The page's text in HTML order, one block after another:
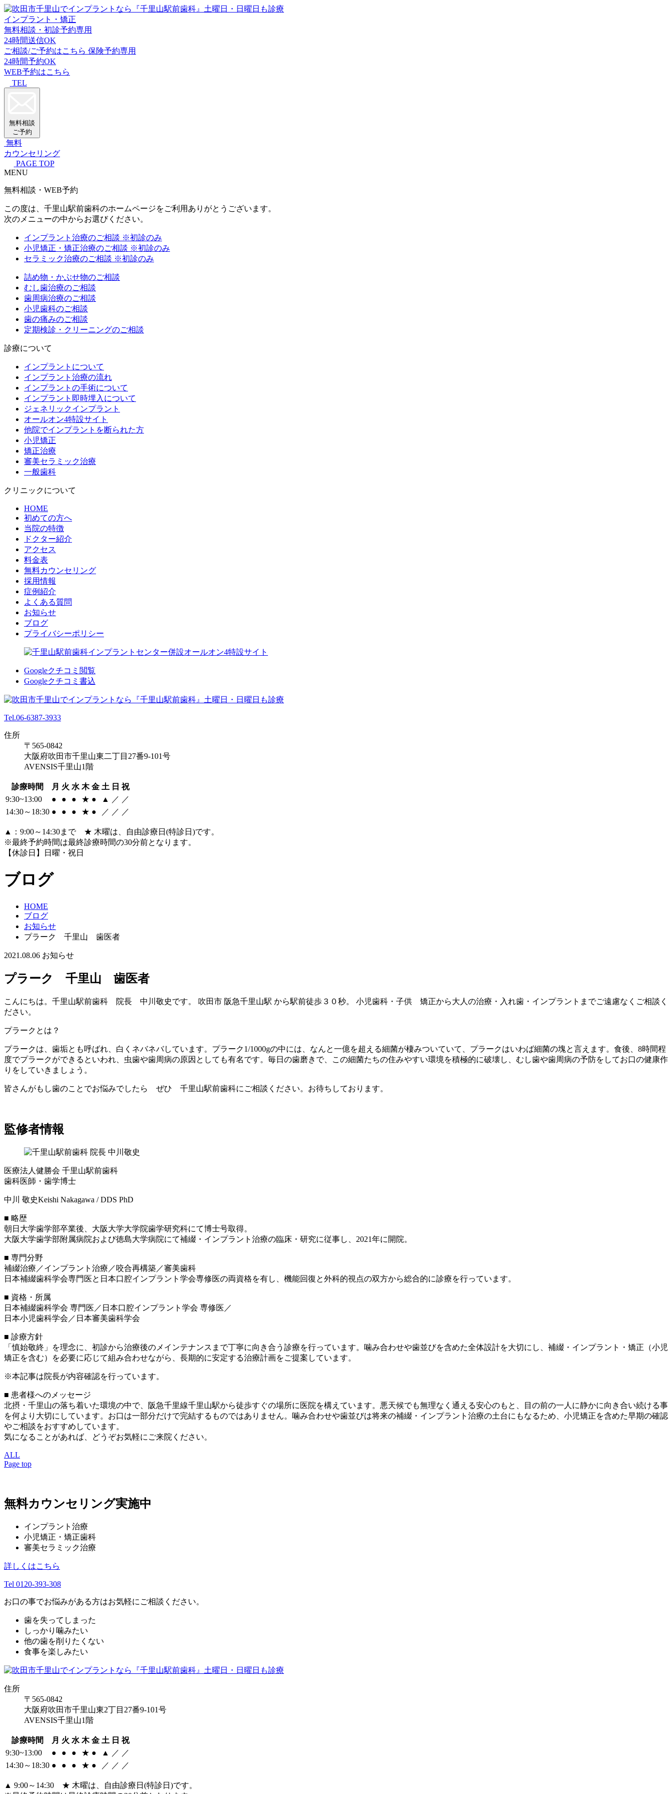
インプラント・矯正
無料相談・初診予約専用
24時間送信OK
ご相談/ご予約はこちら 保険予約専用
24時間予約OK
WEB予約はこちら
TEL
無料相談
ご予約
無料
カウンセリング
PAGE TOP
MENU
無料相談・WEB予約
この度は、千里山駅前歯科のホームページをご利用ありがとうございます。
次のメニューの中からお選びください。
インプラント治療のご相談 ※初診のみ
小児矯正・矯正治療のご相談 ※初診のみ
セラミック治療のご相談 ※初診のみ
詰め物・かぶせ物のご相談
むし歯治療のご相談
歯周病治療のご相談
小児歯科のご相談
歯の痛みのご相談
定期検診・クリーニングのご相談
診療について
インプラントについて
インプラント治療の流れ
インプラントの手術について
インプラント即時埋入について
ジェネリックインプラント
オールオン4特設サイト
他院でインプラントを断られた方
小児矯正
矯正治療
審美セラミック治療
一般歯科
クリニックについて
HOME
初めての方へ
当院の特徴
ドクター紹介
アクセス
料金表
無料カウンセリング
採用情報
症例紹介
よくある質問
お知らせ
ブログ
プライバシーポリシー
Googleクチコミ閲覧
Googleクチコミ書込
Tel.06-6387-3933
住所
〒565-0842
大阪府吹田市千里山東二丁目27番9-101号
AVENSIS千里山1階
診療時間 月 火 水 木 金 土 日 祝
9:30~13:00
● ● ● ★ ● ▲ ／ ／
14:30～18:30 ● ● ● ★ ● ／ ／ ／
▲：9:00～14:30まで ★ 木曜は、自由診療日(特診日)です。
※最終予約時間は最終診療時間の30分前となります。
【休診日】日曜・祝日
ブログ
HOME
ブログ
お知らせ
プラーク 千里山 歯医者
2021.08.06 お知らせ
プラーク 千里山 歯医者
こんにちは。千里山駅前歯科 院長 中川敬史です。 吹田市 阪急千里山駅 から駅前徒歩３０秒。 小児歯科・子供 矯正から大人の治療・入れ歯・インプラントまでご遠慮なくご相談く
ださい。
プラークとは？
プラークは、歯垢とも呼ばれ、白くネバネバしています。プラーク1/1000gの中には、なんと一億を超える細菌が棲みついていて、プラークはいわば細菌の塊と言えます。食後、8時間程
度でプラークができるといわれ、虫歯や歯周病の原因としても有名です。毎日の歯磨きで、この細菌たちの住みやすい環境を積極的に破壊し、むし歯や歯周病の予防をしてお口の健康作
りをしていきましょう。
皆さんがもし歯のことでお悩みでしたら ぜひ 千里山駅前歯科にご相談ください。お待ちしております。
監修者情報
医療法人健勝会 千里山駅前歯科
歯科医師・歯学博士
中川 敬史Keishi Nakagawa / DDS PhD
■ 略歴
朝日大学歯学部卒業後、大阪大学大学院歯学研究科にて博士号取得。
大阪大学歯学部附属病院および徳島大学病院にて補綴・インプラント治療の臨床・研究に従事し、2021年に開院。
■ 専門分野
補綴治療／インプラント治療／咬合再構築／審美歯科
日本補綴歯科学会専門医と日本口腔インプラント学会専修医の両資格を有し、機能回復と外科的視点の双方から総合的に診療を行っています。
■ 資格・所属
日本補綴歯科学会 専門医／日本口腔インプラント学会 専修医／
日本小児歯科学会／日本審美歯科学会
■ 診療方針
「慎始敬終」を理念に、初診から治療後のメインテナンスまで丁寧に向き合う診療を行っています。噛み合わせや歯並びを含めた全体設計を大切にし、補綴・インプラント・矯正（小児
矯正を含む）を必要に応じて組み合わせながら、長期的に安定する治療計画をご提案しています。
※本記事は院長が内容確認を行っています。
■ 患者様へのメッセージ
北摂・千里山の落ち着いた環境の中で、阪急千里線千里山駅から徒歩すぐの場所に医院を構えています。悪天候でも無理なく通える安心のもと、目の前の一人に静かに向き合い続ける事
を何より大切にしています。お口は一部分だけで完結するものではありません。噛み合わせや歯並びは将来の補綴・インプラント治療の土台にもなるため、小児矯正を含めた早期の確認
やご相談をおすすめしています。
気になることがあれば、どうぞお気軽にご来院ください。
ALL
Page top
無料カウンセリング実施中
インプラント治療
小児矯正・矯正歯科
審美セラミック治療
詳しくはこちら
Tel 0120-393-308
お口の事でお悩みがある方はお気軽にご相談ください。
歯を失ってしまった
しっかり噛みたい
他の歯を削りたくない
食事を楽しみたい
住所
〒565-0842
大阪府吹田市千里山東2丁目27番9-101号
AVENSIS千里山1階
診療時間 月 火 水 木 金 土 日 祝
9:30~13:00
● ● ● ★ ● ▲ ／ ／
14:30～18:30 ● ● ● ★ ● ／ ／ ／
▲ 9:00～14:30 ★ 木曜は、自由診療日(特診日)です。